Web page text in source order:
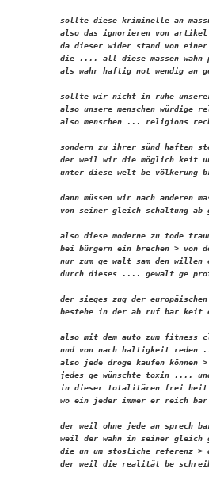
sollte diese kriminelle an
also das ignorieren von
da dieser wider stand von
die .... all diese massen wahn
als wahr haftig not wendig an
sollte wir nicht in ruhe unserer
also unsere menschen würdige
also menschen ... religions
sondern zu ihrer sünd haften
der weil wir die möglich keit
unter diese welt be völkerung
dann müssen wir nach anderen
von seiner gleich schaltung ab
also diese moderne zu tode
bei bürgern ein brechen > von
nur zum ge walt sam den willen
durch dieses .... gewalt ge
der sieges zug der
bestehe in der ab ruf bar keit
also mit dem auto zum fitness
und von nach haltigkeit reden
also jede droge kaufen können
jedes ge wünschte toxin ....
in dieser totalitären frei heit
wo ein jeder immer er reich
der weil ohne jede an sprech
weil der wahn in seiner gleich
die un um stösliche referenz
der weil die realität be